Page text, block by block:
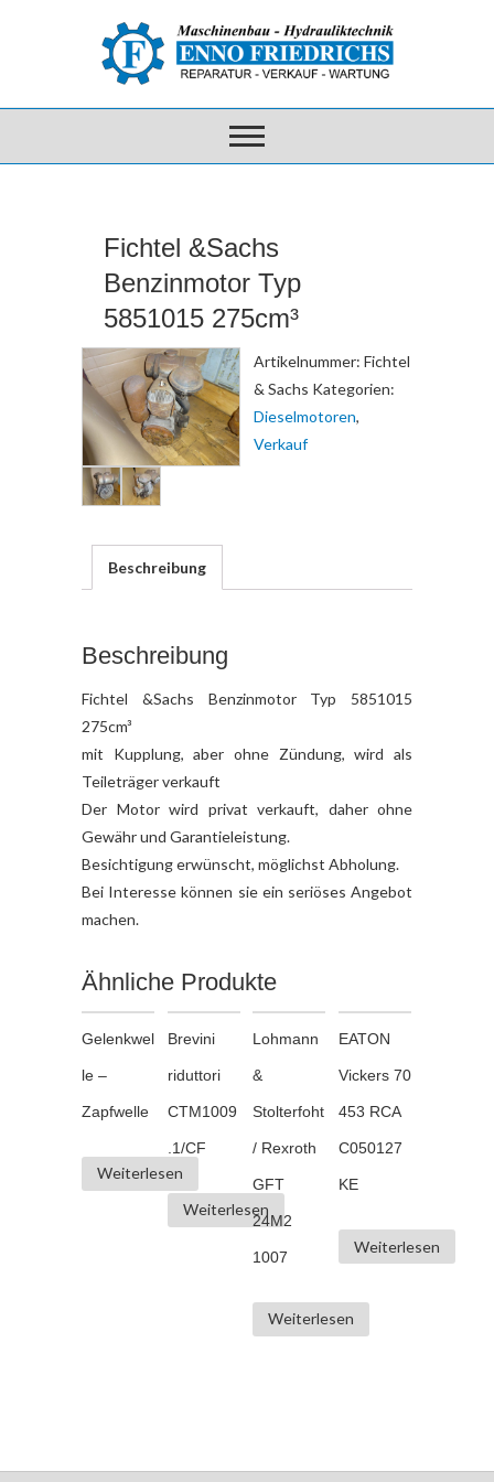
Fichtel &Sachs
Benzinmotor Typ
5851015 275cm³
Artikelnummer: Fichtel
& Sachs Kategorien:
Dieselmotoren,
Verkauf
Beschreibung
Beschreibung
Fichtel &Sachs Benzinmotor Typ 5851015
275cm³
mit Kupplung, aber ohne Zündung, wird als
Teileträger verkauft
Der Motor wird privat verkauft, daher ohne
Gewähr und Garantieleistung.
Besichtigung erwünscht, möglichst Abholung.
Bei Interesse können sie ein seriöses Angebot
machen.
Ähnliche Produkte
Gelenkwel
le –
Zapfwelle
Weiterlesen
Brevini
riduttori
CTM1009
.1/CF
Weiterlesen
Lohmann
&
Stolterfoht
/ Rexroth
GFT
24M2
1007
Weiterlesen
EATON
Vickers 70
453 RCA
C050127
KE
Weiterlesen